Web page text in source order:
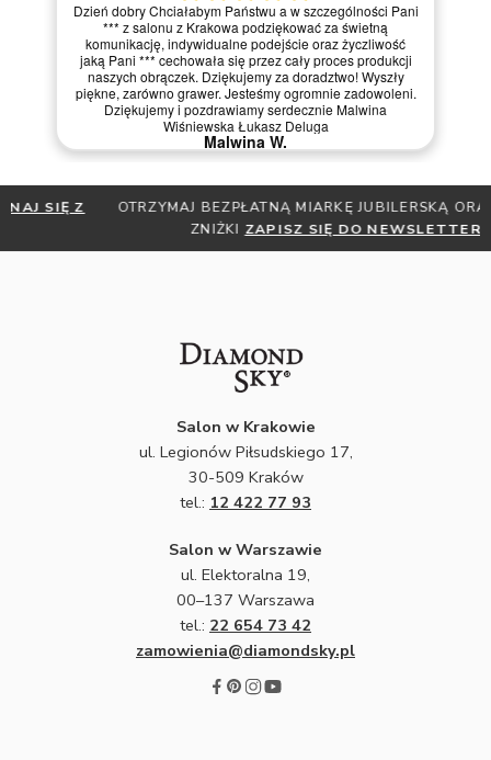
Dzień dobry Chciałabym Państwu a w szczególności Pani
*** z salonu z Krakowa podziękować za świetną
komunikację, indywidualne podejście oraz życzliwość
jaką Pani *** cechowała się przez cały proces produkcji
naszych obrączek. Dziękujemy za doradztwo! Wyszły
piękne, zarówno grawer. Jesteśmy ogromnie zadowoleni.
Dziękujemy i pozdrawiamy serdecznie Malwina
Wiśniewska Łukasz Deluga
Malwina W.
OTRZYMAJ BEZPŁATNĄ MIARKĘ JUBILERSKĄ ORAZ DO 30%
ZAPISZ SIĘ DO NEWSLETTERA
Salon w Krakowie
ul. Legionów Piłsudskiego 17,
30-509 Kraków
tel.: 12 422 77 93
Salon w Warszawie
ul. Elektoralna 19,
00–137 Warszawa
tel.: 22 654 73 42
zamowienia@diamondsky.pl